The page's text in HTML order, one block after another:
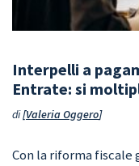
Interpelli a
Entrate: si
di Valeria Oggero
Con la riforma